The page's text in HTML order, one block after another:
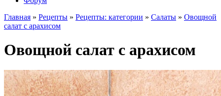
Главная » Рецепты » Рецепты: категории » Салаты » Овощной
салат с арахисом
Овощной салат с арахисом